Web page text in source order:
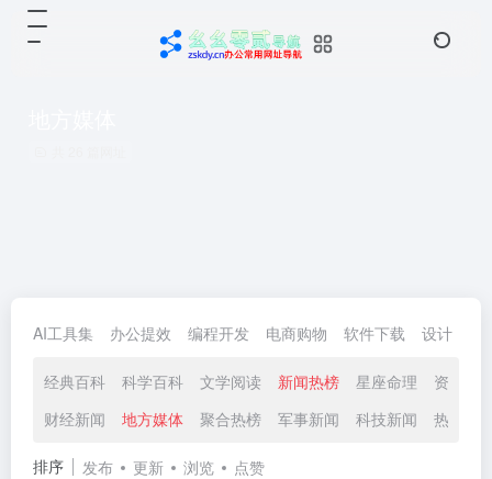
AI工具集 办公提效 编程开发 电商购物 软件下载 设计
经典百科 科学百科 文学阅读 新闻热榜 星座命理
资讯动
财经新闻
地方媒体 聚合热榜 军事新闻 科技新闻 热搜榜
排序 发布 更新 浏览 点赞